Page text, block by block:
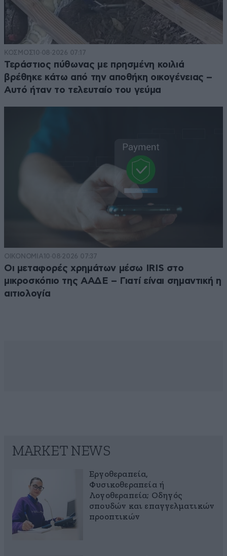
ΚΟΣΜΟΣ10·08·2026 07:17
Τεράστιος πύθωνας με πρησμένη κοιλιά
βρέθηκε κάτω από την αποθήκη οικογένειας –
Αυτό ήταν το τελευταίο του γεύμα
ΟΙΚΟΝΟΜΙΑ10·08·2026 07:37
Οι μεταφορές χρημάτων μέσω IRIS στο
μικροσκόπιο της ΑΑΔΕ – Γιατί είναι σημαντική η
αιτιολογία
MARKET NEWS
Εργοθεραπεία,
Φυσικοθεραπεία ή
Λογοθεραπεία; Οδηγός
σπουδών και επαγγελματικών
προοπτικών